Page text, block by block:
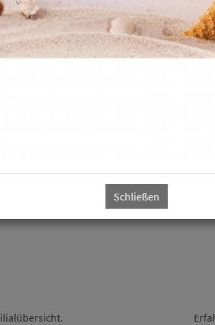
zeigen können, lohnt es sich
bequemen Schuhen in hoher Qualität
Schuh-Hersteller.
auf höchstem Niveau.
Einkaufsatmosphäre.
Schließen